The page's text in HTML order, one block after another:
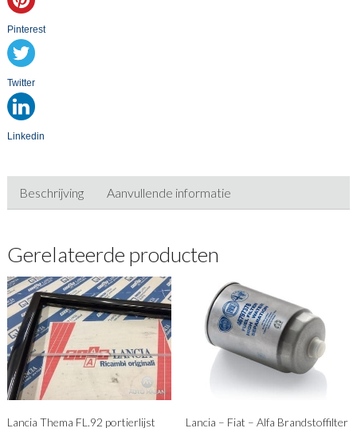
Pinterest
Twitter
Linkedin
Beschrijving Aanvullende informatie
Gerelateerde producten
Lancia Thema FL.92 portierlijst Lancia – Fiat – Alfa Brandstoffilter